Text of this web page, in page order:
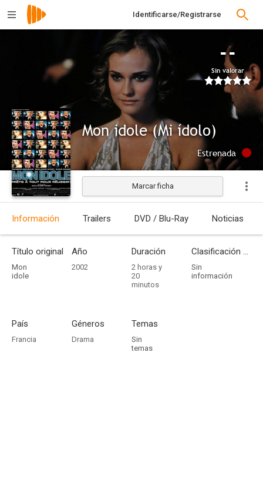
Identificarse/Registrarse
--
Sin valorar
Mon idole (Mi ídolo)
Estrenada
Marcar ficha
Información Trailers DVD / Blu-Ray Noticias
Título original
Mon
idole
Año
2002
Duración
2 horas y
20
minutos
Clasificación por edades
Sin
información
País
Francia
Géneros
Drama
Temas
Sin
temas